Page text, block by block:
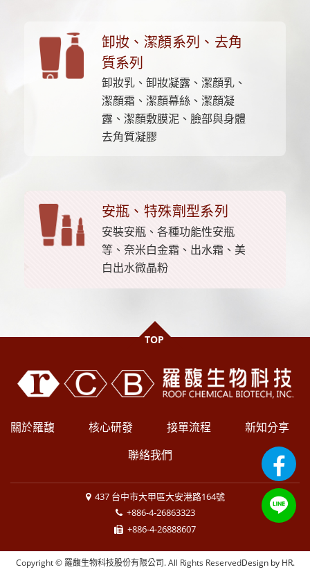
卸妝、潔顏系列、去角
質系列
卸妝乳、卸妝凝露、潔顏乳、
潔顏霜、潔顏幕絲、潔顏凝
露、潔顏敷膜泥、臉部與身體
去角質凝膠
安瓶、特殊劑型系列
安裝安瓶、各種功能性安瓶
等、奈米白金霜、出水霜、美
白出水微晶粉
TOP
關於羅馥 核心研發 接單流程
新知分享
聯絡我們
437 台中市大甲區大安港路164號
+886-4-26863323
+886-4-26888607
Copyright © 羅馥生物科技股份有限公司. All Rights ReservedDesign by HR.